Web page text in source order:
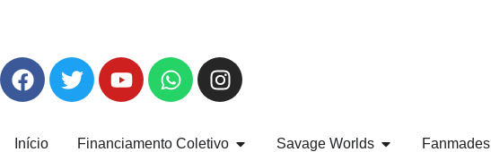
Início Financiamento Coletivo Savage Worlds Fanmades